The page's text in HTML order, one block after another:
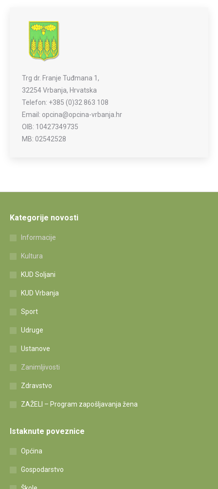
Trg dr. Franje Tuđmana 1,
32254 Vrbanja, Hrvatska
Telefon: +385 (0)32 863 108
Email: opcina@opcina-vrbanja.hr
OIB: 10427349735
MB: 02542528
Kategorije novosti
Informacije
Kultura
KUD Soljani
KUD Vrbanja
Sport
Udruge
Ustanove
Zanimljivosti
Zdravstvo
ZAŽELI – Program zapošljavanja žena
Istaknute poveznice
Općina
Gospodarstvo